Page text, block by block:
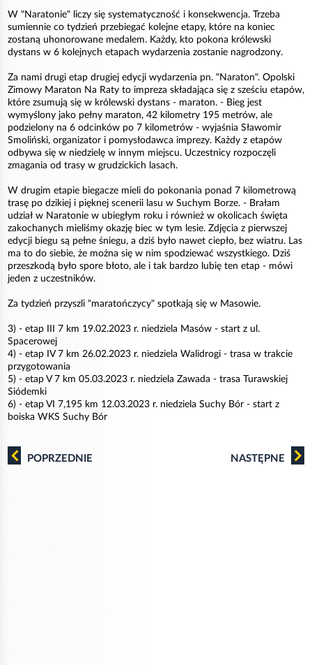
W "Naratonie" liczy się systematyczność i konsekwencja. Trzeba
sumiennie co tydzień przebiegać kolejne etapy, które na koniec
zostaną uhonorowane medalem. Każdy, kto pokona królewski
dystans w 6 kolejnych etapach wydarzenia zostanie nagrodzony.
Za nami drugi etap drugiej edycji wydarzenia pn. "Naraton". Opolski
Zimowy Maraton Na Raty to impreza składająca się z sześciu etapów,
które zsumują się w królewski dystans - maraton. - Bieg jest
wymyślony jako pełny maraton, 42 kilometry 195 metrów, ale
podzielony na 6 odcinków po 7 kilometrów - wyjaśnia Sławomir
Smoliński, organizator i pomysłodawca imprezy. Każdy z etapów
odbywa się w niedzielę w innym miejscu. Uczestnicy rozpoczęli
zmagania od trasy w grudzickich lasach.
W drugim etapie biegacze mieli do pokonania ponad 7 kilometrową
trasę po dzikiej i pięknej scenerii lasu w Suchym Borze. - Brałam
udział w Naratonie w ubiegłym roku i również w okolicach święta
zakochanych mieliśmy okazję biec w tym lesie. Zdjęcia z pierwszej
edycji biegu są pełne śniegu, a dziś było nawet ciepło, bez wiatru. Las
ma to do siebie, że można się w nim spodziewać wszystkiego. Dziś
przeszkodą było spore błoto, ale i tak bardzo lubię ten etap - mówi
jeden z uczestników.
Za tydzień przyszli "maratończycy" spotkają się w Masowie.
3) - etap III 7 km 19.02.2023 r. niedziela Masów - start z ul.
Spacerowej
4) - etap IV 7 km 26.02.2023 r. niedziela Walidrogi - trasa w trakcie
przygotowania
5) - etap V 7 km 05.03.2023 r. niedziela Zawada - trasa Turawskiej
Siódemki
6) - etap VI 7,195 km 12.03.2023 r. niedziela Suchy Bór - start z
boiska WKS Suchy Bór
POPRZEDNIE NASTĘPNE